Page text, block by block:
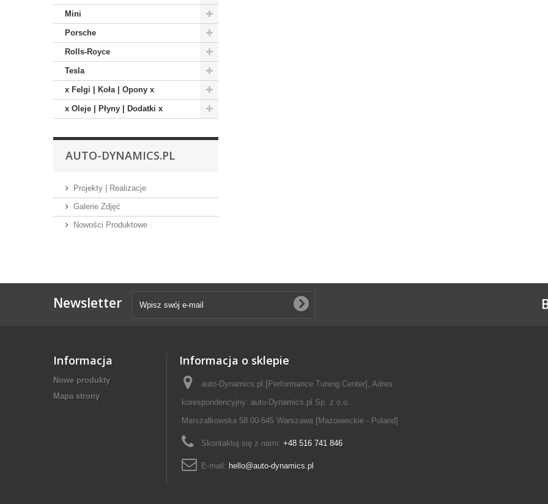
Mini
Porsche
Rolls-Royce
Tesla
x Felgi | Koła | Opony x
x Oleje | Płyny | Dodatki x
AUTO-DYNAMICS.PL
Projekty | Realizacje
Galerie Zdjęć
Nowości Produktowe
Newsletter
Informacja
Nowe produkty
Mapa strony
Informacja o sklepie
auto-Dynamics.pl [Performance Tuning Center], Adres
korespondencyjny: auto-Dynamics.pl Sp. z o.o.
Marszałkowska 58 00-545 Warszawa [Mazowieckie - Poland]
Skontaktuj się z nami: +48 516 741 846
E-mail: hello@auto-dynamics.pl